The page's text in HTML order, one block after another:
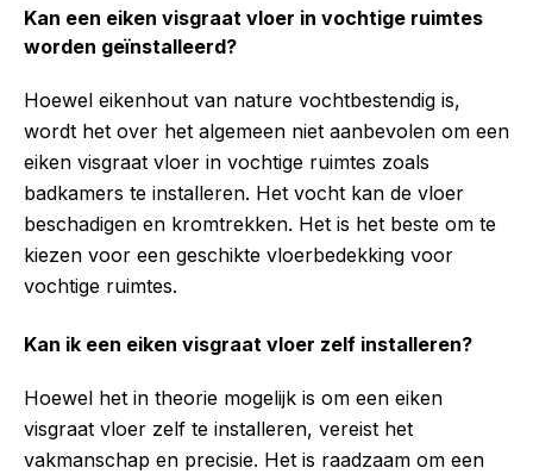
Kan een eiken visgraat vloer in vochtige ruimtes
worden geïnstalleerd?
Hoewel eikenhout van nature vochtbestendig is,
wordt het over het algemeen niet aanbevolen om een
eiken visgraat vloer in vochtige ruimtes zoals
badkamers te installeren. Het vocht kan de vloer
beschadigen en kromtrekken. Het is het beste om te
kiezen voor een geschikte vloerbedekking voor
vochtige ruimtes.
Kan ik een eiken visgraat vloer zelf installeren?
Hoewel het in theorie mogelijk is om een eiken
visgraat vloer zelf te installeren, vereist het
vakmanschap en precisie. Het is raadzaam om een